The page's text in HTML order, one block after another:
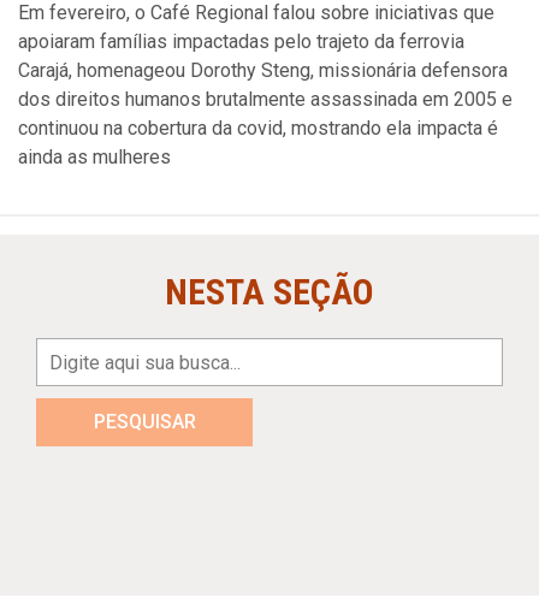
Em fevereiro, o Café Regional falou sobre iniciativas que
apoiaram famílias impactadas pelo trajeto da ferrovia
Carajá, homenageou Dorothy Steng, missionária defensora
dos direitos humanos brutalmente assassinada em 2005 e
continuou na cobertura da covid, mostrando ela impacta é
ainda as mulheres
NESTA SEÇÃO
PESQUISAR